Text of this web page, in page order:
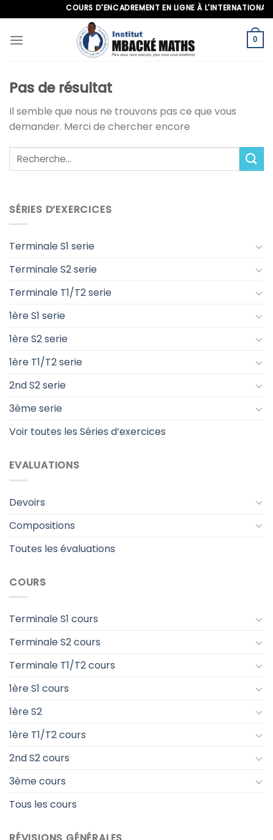
to
content
COURS D'ENCADREMENT EN LIGNE À L'INTERNATIONAL,
0
SÉRIES D’EXERCICES
Terminale S1 serie
Terminale S2 serie
Terminale T1/T2 serie
1ère S1 serie
1ère S2 serie
1ère T1/T2 serie
2nd S2 serie
3ème serie
Voir toutes les Séries d’exercices
EVALUATIONS
Devoirs
Compositions
Toutes les évaluations
COURS
Terminale S1 cours
Terminale S2 cours
Terminale T1/T2 cours
1ère S1 cours
1ère S2
1ère T1/T2 cours
2nd S2 cours
3ème cours
Tous les cours
Pas de résultat
Il semble que nous ne trouvons pas ce que vous
demander. Merci de chercher encore